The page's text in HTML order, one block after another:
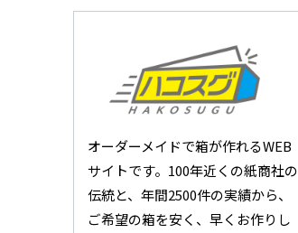
オーダーメイドで箱が作れるWEB
サイトです。100年近くの紙商社の
伝統と、年間2500件の実績から、
ご希望の箱を安く、早くお作りし